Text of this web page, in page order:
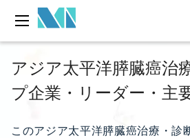
アジア太平洋膵臓癌治
プ企業・リーダー・主
このアジア太平洋膵臓癌治療・診